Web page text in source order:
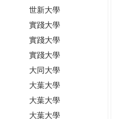
世新大學
實踐大學
實踐大學
實踐大學
大同大學
大葉大學
大葉大學
大葉大學